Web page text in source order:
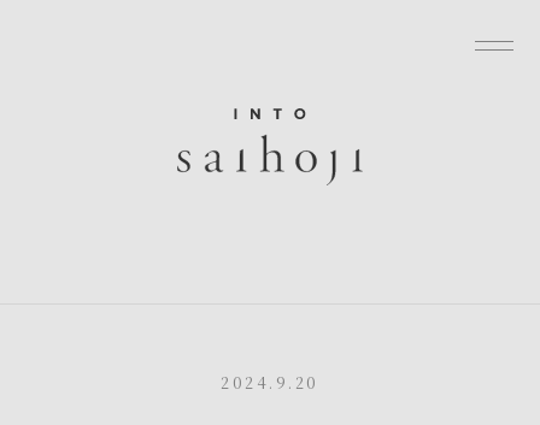
2024.9.20